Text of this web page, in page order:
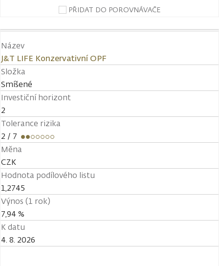
PŘIDAT DO POROVNÁVAČE
Název
J&T LIFE Konzervativní OPF
Složka
Smíšené
Investiční horizont
2
Tolerance rizika
2 / 7
Měna
CZK
Hodnota podílového listu
1,2745
Výnos (1 rok)
7,94 %
K datu
4. 8. 2026